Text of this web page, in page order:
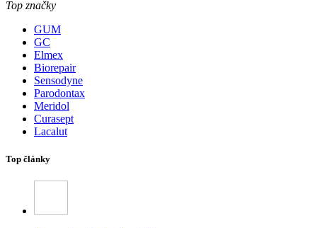
Top značky
GUM
GC
Elmex
Biorepair
Sensodyne
Parodontax
Meridol
Curasept
Lacalut
Top články